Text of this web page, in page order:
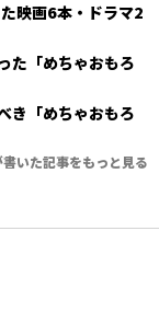
映画6本・ドラマ2
た「めちゃおもろ
き「めちゃおもろ
いた記事をもっと見る